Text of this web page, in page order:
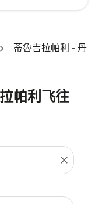
蒂魯吉拉帕利 - 丹
帕利飞往
close
您的筛选条件。